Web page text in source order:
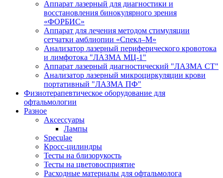
Аппарат лазерный для диагностики и
восстановления бинокулярного зрения
«ФОРБИС»
Аппарат для лечения методом стимуляции
сетчатки амблиопии «Спекл–М»
Анализатор лазерный периферического кровотока
и лимфотока "ЛАЗМА МЦ-1"
Аппарат лазерный диагностический "ЛАЗМА СТ"
Анализатор лазерный микроциркуляции крови
портативный "ЛАЗМА ПФ"
Физиотерапевтическое оборудование для
офтальмологии
Разное
Аксессуары
Лампы
Speculae
Кросс-цилиндры
Тесты на близорукость
Тесты на цветовосприятие
Расходные материалы для офтальмолога